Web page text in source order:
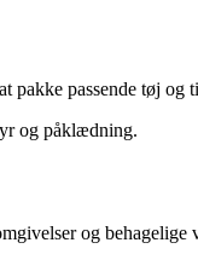
passende tøj
og påklædning.
og